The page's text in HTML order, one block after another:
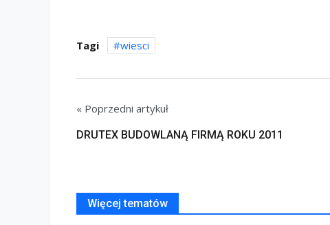
Tagi wiesci
« Poprzedni artykuł
DRUTEX BUDOWLANĄ FIRMĄ ROKU 2011
Więcej tematów